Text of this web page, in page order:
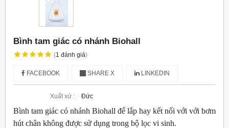
Bình tam giác có nhánh Biohall
(1 đánh giá)
FACEBOOK SHARE X LINKEDIN
Xuất xứ : Đức
Bình tam giác có nhánh Biohall để lắp hay kết nối với với bơm
hút chân không được sử dụng trong bộ lọc vi sinh.